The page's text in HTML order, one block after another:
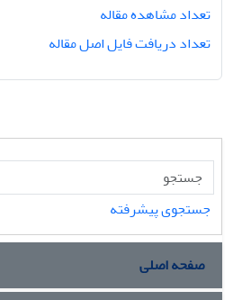
تعداد مشاهده مقاله
تعداد دریافت فایل اصل مقاله
جستجوی پیشرفته
صفحه اصلی